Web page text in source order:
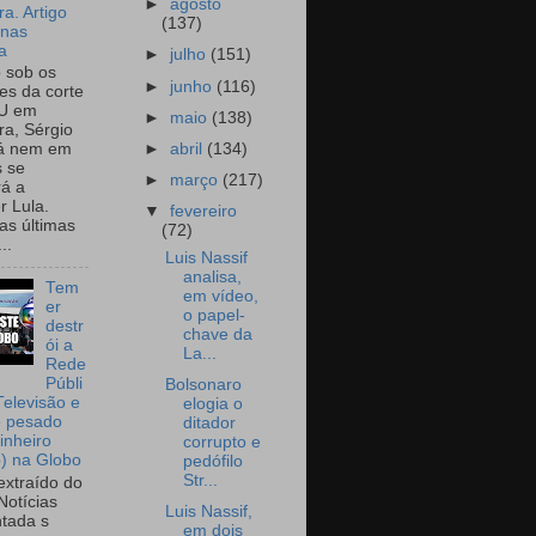
Artigo
sob os
da corte
em
Sérgio
nem em
se
a
Lula.
últimas
Tem
er
destr
ói a
Rede
Públi
e
pesado
na Globo
do
s
►agosto
(137)
► julho (151)
► junho (116)
► maio (138)
►abril (134)
► março (217)
▼fevereiro
(72)
Luis Nassif
analisa,
em vídeo,
o papel-
chave da
La...
Bolsonaro
elogia o
ditador
corrupto e
pedófilo
Str...
Luis Nassif,
em dois